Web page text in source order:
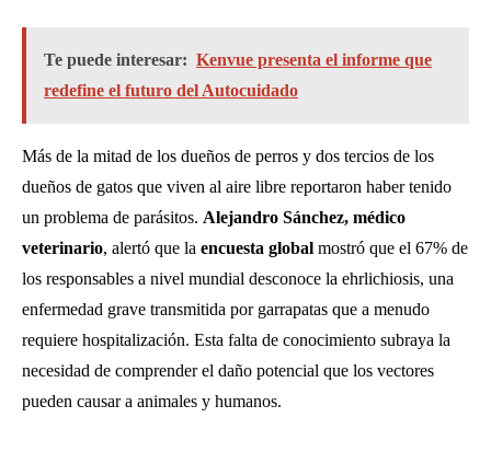
Te puede interesar: Kenvue presenta el informe que
redefine el futuro del Autocuidado
Más de la mitad de los dueños de perros y dos tercios de los
dueños de gatos que viven al aire libre reportaron haber tenido
un problema de parásitos. Alejandro Sánchez, médico
veterinario, alertó que la encuesta global mostró que el 67% de
los responsables a nivel mundial desconoce la ehrlichiosis, una
enfermedad grave transmitida por garrapatas que a menudo
requiere hospitalización. Esta falta de conocimiento subraya la
necesidad de comprender el daño potencial que los vectores
pueden causar a animales y humanos.